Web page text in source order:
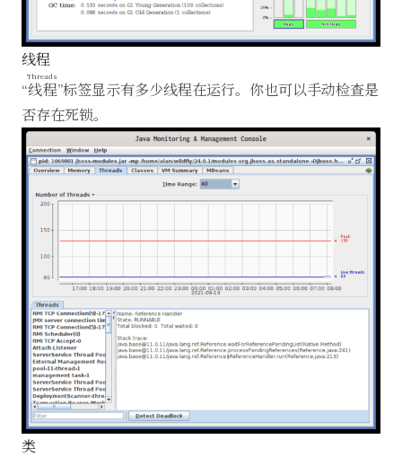
线程
“线程
Threads
”标签显示有多少线程在运行。你也可以手动检查是
否存在死锁。
类